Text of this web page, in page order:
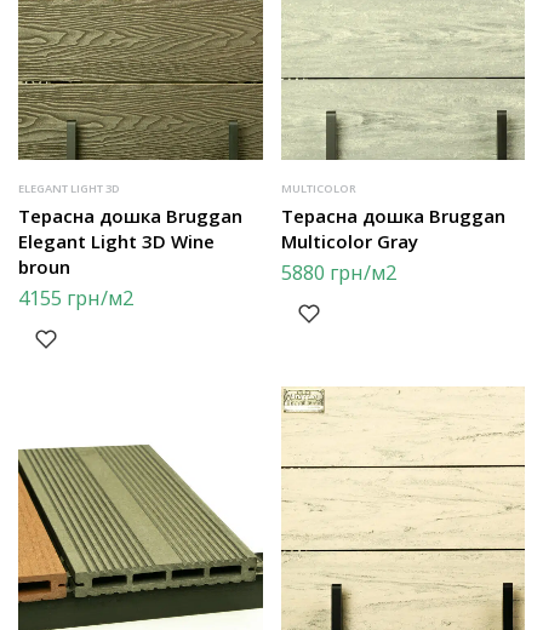
ELEGANT LIGHT 3D
Терасна дошка Bruggan
Elegant Light 3D Wine
broun
4155 грн/м2
MULTICOLOR
Терасна дошка Bruggan
Multicolor Gray
5880 грн/м2